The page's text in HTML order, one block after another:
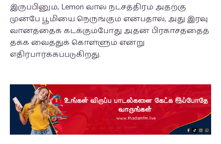
இருப்பினும், Lemon வால் நட்சத்திரம் அதற்கு
முன்பே பூமியை நெருங்கும் என்பதால், அது இரவு
வானத்தைக் கடக்கும்போது அதன் பிரகாசத்தைத்
தக்க வைத்துக் கொள்ளும் என்று
எதிர்பார்க்கப்படுகிறது.